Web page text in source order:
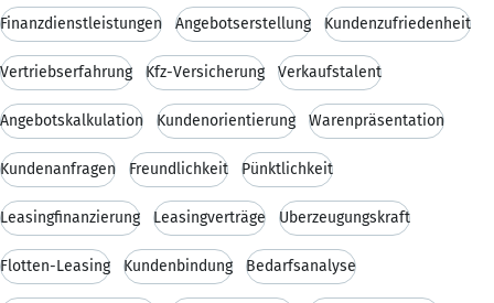
Finanzdienstleistungen Angebotserstellung Kundenzufriedenheit
Vertriebserfahrung Kfz-Versicherung Verkaufstalent
Angebotskalkulation Kundenorientierung Warenpräsentation
Kundenanfragen Freundlichkeit Pünktlichkeit
Leasingfinanzierung Leasingverträge Überzeugungskraft
Flotten-Leasing Kundenbindung Bedarfsanalyse